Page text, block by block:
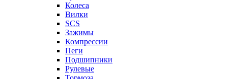
Колеса
Вилки
SCS
Зажимы
Компрессии
Пеги
Подшипники
Рулевые